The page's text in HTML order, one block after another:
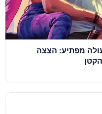
מפתיע: הצצה